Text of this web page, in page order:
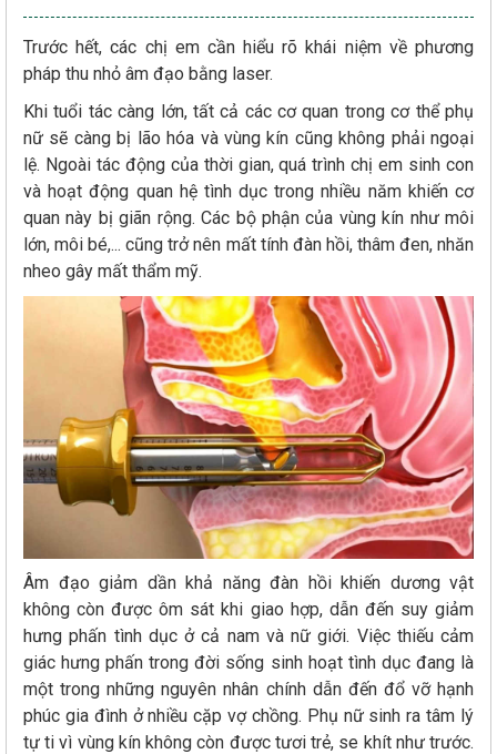
Trước hết, các chị em cần hiểu rõ khái niệm về phương
pháp thu nhỏ âm đạo bằng laser.
Khi tuổi tác càng lớn, tất cả các cơ quan trong cơ thể phụ
nữ sẽ càng bị lão hóa và vùng kín cũng không phải ngoại
lệ. Ngoài tác động của thời gian, quá trình chị em sinh con
và hoạt động quan hệ tình dục trong nhiều năm khiến cơ
quan này bị giãn rộng. Các bộ phận của vùng kín như môi
lớn, môi bé,... cũng trở nên mất tính đàn hồi, thâm đen, nhăn
nheo gây mất thẩm mỹ.
Âm đạo giảm dần khả năng đàn hồi khiến dương vật
không còn được ôm sát khi giao hợp, dẫn đến suy giảm
hưng phấn tình dục ở cả nam và nữ giới. Việc thiếu cảm
giác hưng phấn trong đời sống sinh hoạt tình dục đang là
một trong những nguyên nhân chính dẫn đến đổ vỡ hạnh
phúc gia đình ở nhiều cặp vợ chồng. Phụ nữ sinh ra tâm lý
tự ti vì vùng kín không còn được tươi trẻ, se khít như trước.